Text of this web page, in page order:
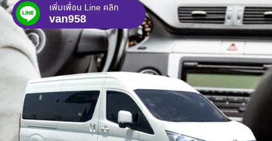
เพิ่มเพื่อน Line คลิก
van958